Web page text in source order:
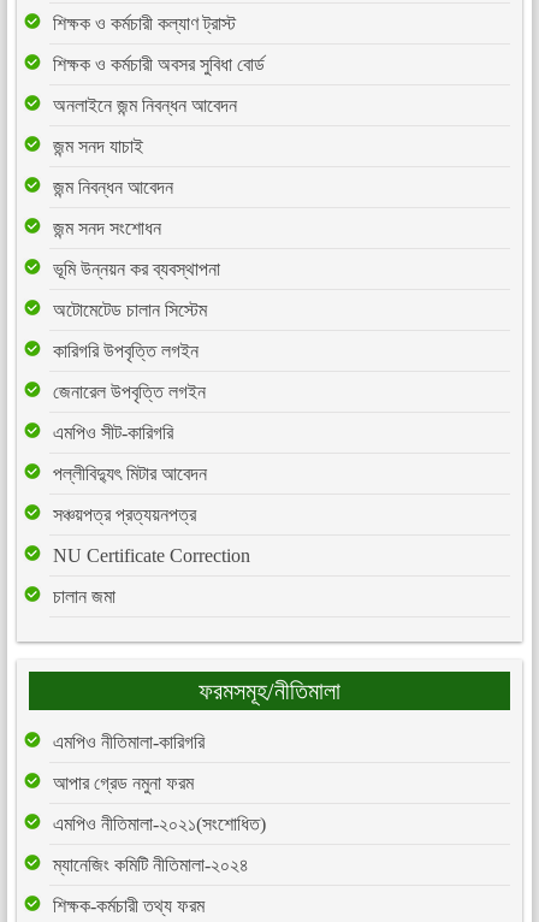
শিক্ষক ও কর্মচারী কল্যাণ ট্রাস্ট
শিক্ষক ও কর্মচারী অবসর সুবিধা বোর্ড
অনলাইনে জন্ম নিবন্ধন আবেদন
জন্ম সনদ যাচাই
জন্ম নিবন্ধন আবেদন
জন্ম সনদ সংশোধন
ভূমি উন্নয়ন কর ব্যবস্থাপনা
অটোমেটেড চালান সিস্টেম
কারিগরি উপবৃত্তি লগইন
জেনারেল উপবৃত্তি লগইন
এমপিও সীট-কারিগরি
পল্লীবিদ্যুৎ মিটার আবেদন
সঞ্চয়পত্র প্রত্যয়নপত্র
NU Certificate Correction
চালান জমা
ফরমসমূহ/নীতিমালা
এমপিও নীতিমালা-কারিগরি
আপার গ্রেড নমুনা ফরম
এমপিও নীতিমালা-২০২১(সংশোধিত)
ম্যানেজিং কমিটি নীতিমালা-২০২৪
শিক্ষক-কর্মচারী তথ্য ফরম